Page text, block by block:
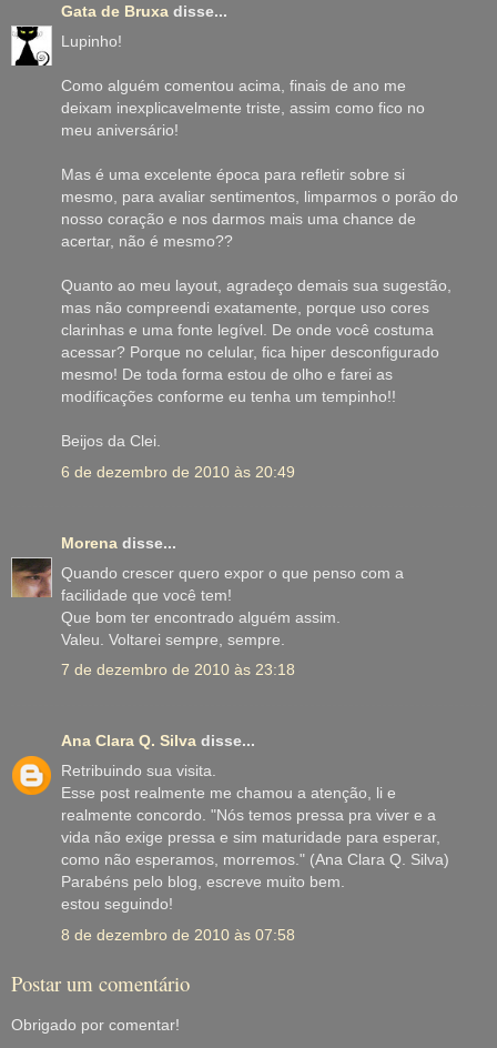
Gata de Bruxa disse...
Lupinho!
Como alguém comentou acima, finais de ano me
deixam inexplicavelmente triste, assim como fico no
meu aniversário!
Mas é uma excelente época para refletir sobre si
mesmo, para avaliar sentimentos, limparmos o porão do
nosso coração e nos darmos mais uma chance de
acertar, não é mesmo??
Quanto ao meu layout, agradeço demais sua sugestão,
mas não compreendi exatamente, porque uso cores
clarinhas e uma fonte legível. De onde você costuma
acessar? Porque no celular, fica hiper desconfigurado
mesmo! De toda forma estou de olho e farei as
modificações conforme eu tenha um tempinho!!
Beijos da Clei.
6 de dezembro de 2010 às 20:49
Morena disse...
Quando crescer quero expor o que penso com a
facilidade que você tem!
Que bom ter encontrado alguém assim.
Valeu. Voltarei sempre, sempre.
7 de dezembro de 2010 às 23:18
Ana Clara Q. Silva disse...
Retribuindo sua visita.
Esse post realmente me chamou a atenção, li e
realmente concordo. "Nós temos pressa pra viver e a
vida não exige pressa e sim maturidade para esperar,
como não esperamos, morremos." (Ana Clara Q. Silva)
Parabéns pelo blog, escreve muito bem.
estou seguindo!
8 de dezembro de 2010 às 07:58
Postar um comentário
Obrigado por comentar!